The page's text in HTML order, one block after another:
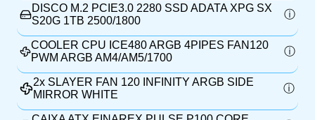
DISCO M.2 PCIE3.0 2280 SSD ADATA XPG SX
S20G 1TB 2500/1800
COOLER CPU ICE480 ARGB 4PIPES FAN120
PWM ARGB AM4/AM5/1700
2x SLAYER FAN 120 INFINITY ARGB SIDE
MIRROR WHITE